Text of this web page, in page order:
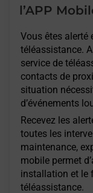
l’APP
Vous êtes alerté
téléassistance.
service de
contacts de
situation
d’événements
Recevez les
toutes les
maintenance,
mobile permet
installation et le
téléassistance.